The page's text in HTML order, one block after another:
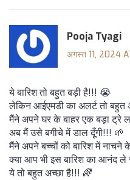
Pooja Tyagi
अगस्त 11, 2024
ये बारिश तो बहुत बड़ी है!!! 😭
लेकिन आईएमडी का अलर्ट तो बहुत
मैंने अपने घर के बाहर एक बड़ा ट्रे
अब मैं उसे बगीचे में डाल दूँगी!!! 🌱
मैंने अपने बच्चों को बारिश में नाचने
क्या आप भी इस बारिश का आनंद ले
ये तो बहुत अच्छा है!!! 🌈